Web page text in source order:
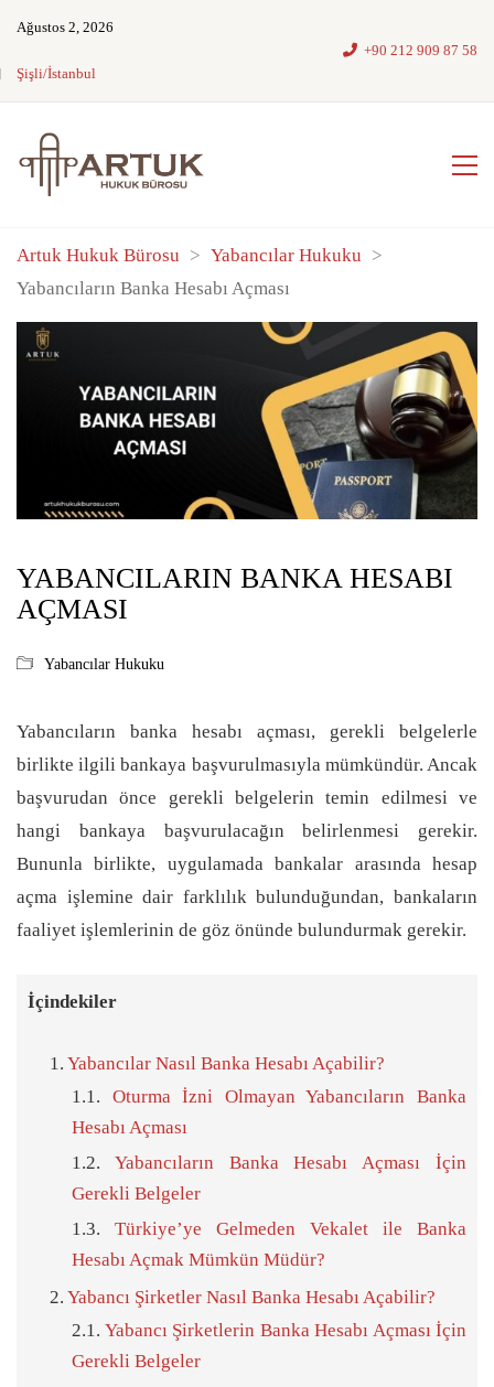
Ağustos 2, 2026
Şişli/İstanbul
+90 212 909 87 58
Artuk Hukuk Bürosu > Yabancılar Hukuku >
Yabancıların Banka Hesabı Açması
YABANCILARIN BANKA HESABI
AÇMASI
Yabancılar Hukuku
Yabancıların banka hesabı açması, gerekli belgelerle
birlikte ilgili bankaya başvurulmasıyla mümkündür. Ancak
başvurudan önce gerekli belgelerin temin edilmesi ve
hangi bankaya başvurulacağın belirlenmesi gerekir.
Bununla birlikte, uygulamada bankalar arasında hesap
açma işlemine dair farklılık bulunduğundan, bankaların
faaliyet işlemlerinin de göz önünde bulundurmak gerekir.
İçindekiler
Yabancılar Nasıl Banka Hesabı Açabilir?
Oturma İzni Olmayan Yabancıların Banka
Hesabı Açması
Yabancıların Banka Hesabı Açması İçin
Gerekli Belgeler
Türkiye’ye Gelmeden Vekalet ile Banka
Hesabı Açmak Mümkün Müdür?
Yabancı Şirketler Nasıl Banka Hesabı Açabilir?
Yabancı Şirketlerin Banka Hesabı Açması İçin
Gerekli Belgeler